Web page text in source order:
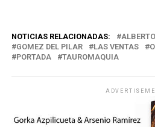
NOTICIAS RELACIONADAS:
GOMEZ DEL PILAR
LAS VENTAS
PORTADA
TAUROMAQUIA